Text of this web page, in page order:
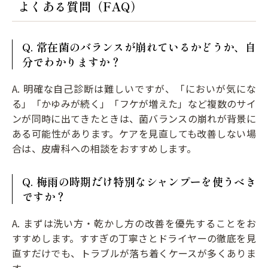
よくある質問（FAQ）
Q. 常在菌のバランスが崩れているかどうか、自
分でわかりますか？
A. 明確な自己診断は難しいですが、「においが気にな
る」「かゆみが続く」「フケが増えた」など複数のサイ
ンが同時に出てきたときは、菌バランスの崩れが背景に
ある可能性があります。ケアを見直しても改善しない場
合は、皮膚科への相談をおすすめします。
Q. 梅雨の時期だけ特別なシャンプーを使うべき
ですか？
A. まずは洗い方・乾かし方の改善を優先することをお
すすめします。すすぎの丁寧さとドライヤーの徹底を見
直すだけでも、トラブルが落ち着くケースが多くありま